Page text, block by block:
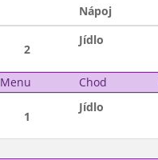
Nápoj
2
Jídlo
Menu Chod
1
Jídlo